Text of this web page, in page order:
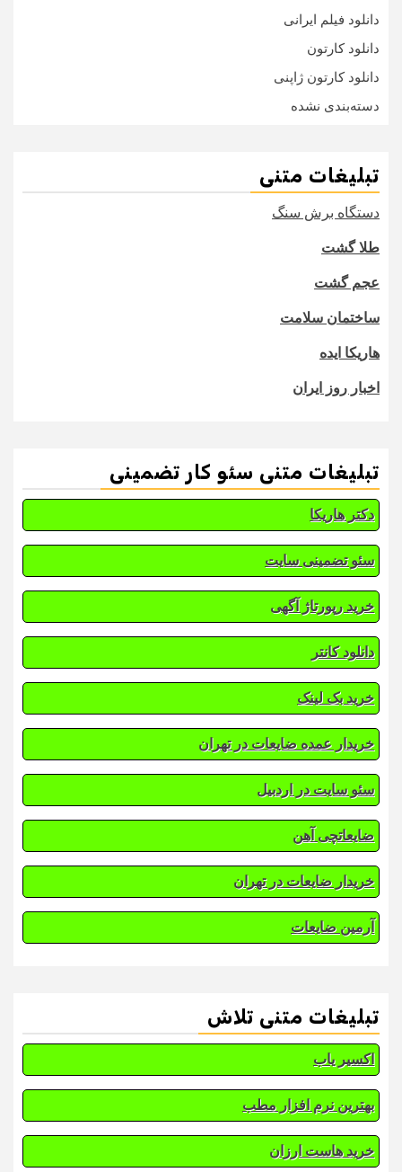
دانلود فیلم ایرانی
دانلود کارتون
دانلود کارتون ژاپنی
دسته‌بندی نشده
تبلیغات متنی
دستگاه برش سنگ
طلا گشت
عجم گشت
ساختمان سلامت
هاریکا ایده
اخبار روز ایران
تبلیغات متنی سئو کار تضمینی
دکتر هاریکا
سئو تضمینی سایت
خرید رپورتاژ آگهی
دانلود کانتر
خرید بک لینک
خریدار عمده ضایعات در تهران
سئو سایت در اردبیل
ضایعاتچی آهن
خریدار ضایعات در تهران
آرمین ضایعات
تبلیغات متنی تلاش
اکسیر یاب
بهترین نرم افزار مطب
خرید هاست ارزان